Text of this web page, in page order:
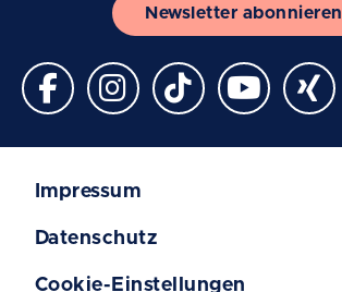
Newsletter abonnieren
Impressum
Datenschutz
Cookie-Einstellungen